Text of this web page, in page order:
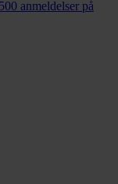
anmeldelser på